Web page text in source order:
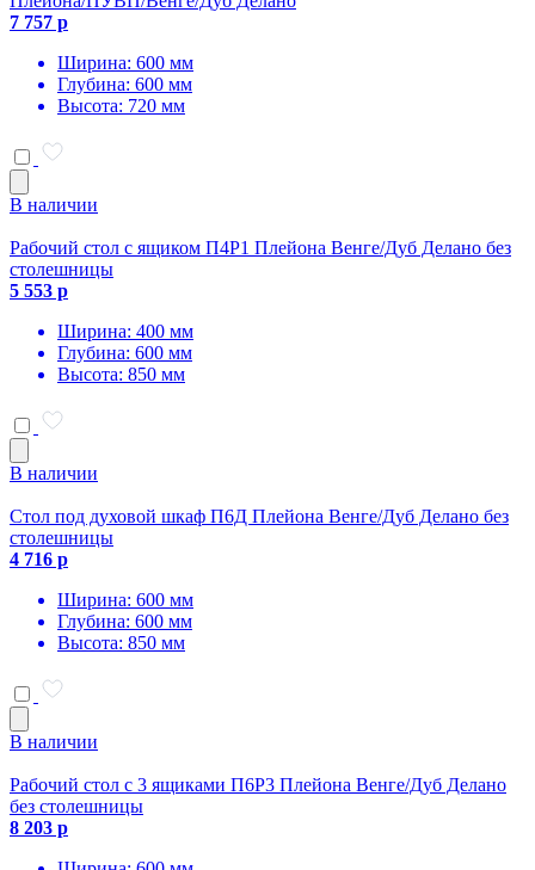
7 757 р
Ширина: 600 мм
Глубина: 600 мм
Высота: 720 мм
В наличии
Рабочий стол с ящиком П4Р1 Плейона Венге/Дуб Делано без
столешницы
5 553 р
Ширина: 400 мм
Глубина: 600 мм
Высота: 850 мм
В наличии
Стол под духовой шкаф П6Д Плейона Венге/Дуб Делано без
столешницы
4 716 р
Ширина: 600 мм
Глубина: 600 мм
Высота: 850 мм
В наличии
Рабочий стол с 3 ящиками П6Р3 Плейона Венге/Дуб Делано
без столешницы
8 203 р